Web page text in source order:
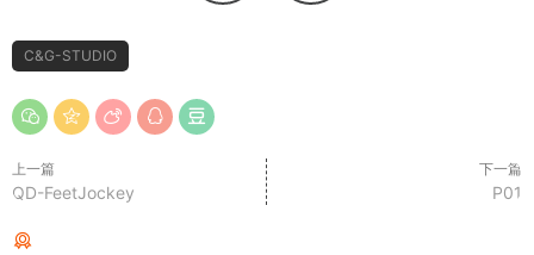
C&G-STUDIO
上一篇
QD-FeetJockey
下一篇
P01